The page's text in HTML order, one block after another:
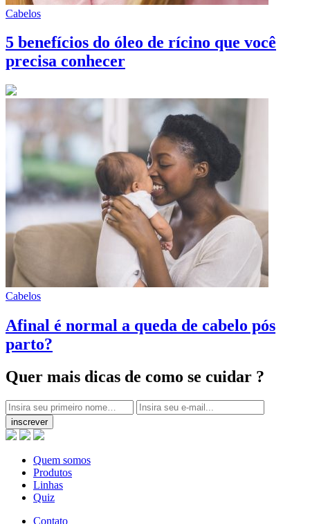
Cabelos
5 benefícios do óleo de rícino que você
precisa conhecer
Cabelos
Afinal é normal a queda de cabelo pós
parto?
Quer mais dicas de como se cuidar ?
inscrever
Quem somos
Produtos
Linhas
Quiz
Contato